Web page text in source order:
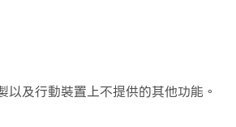
及行動裝置上不提供的其他功能。